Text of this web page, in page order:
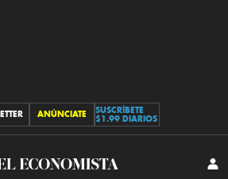
ANÚNCIATE
SUSCRÍBETE
$1.99 DIARIOS
El